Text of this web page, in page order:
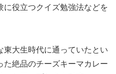
役立つクイズ勉強法などを
東大生時代に通っていたとい
た絶品のチーズキーマカレー